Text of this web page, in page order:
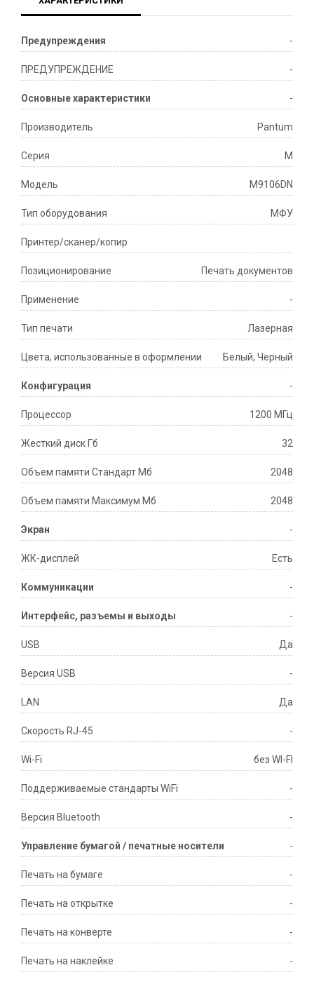
Предупреждения -
ПРЕДУПРЕЖДЕНИЕ -
Основные характеристики -
Производитель Pantum
Серия M
Модель M9106DN
Тип оборудования МФУ
Принтер/сканер/копир
Позиционирование Печать документов
Применение -
Тип печати Лазерная
Цвета, использованные в оформлении Белый, Черный
Конфигурация -
Процессор 1200 МГц
Жесткий диск Гб 32
Объем памяти Стандарт Мб 2048
Объем памяти Максимум Мб 2048
Экран -
ЖК-дисплей Есть
Коммуникации -
Интерфейс, разъемы и выходы -
USB Да
Версия USB -
LAN Да
Скорость RJ-45 -
Wi-Fi без WI-FI
Поддерживаемые стандарты WiFi -
Версия Bluetooth -
Управление бумагой / печатные носители -
Печать на бумаге -
Печать на открытке -
Печать на конверте -
Печать на наклейке -